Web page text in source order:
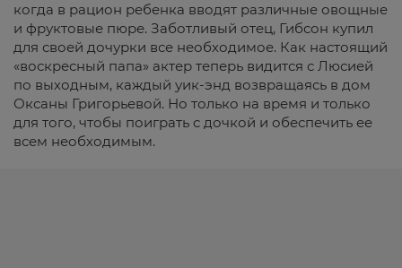
когда в рацион ребенка вводят различные овощные
и фруктовые пюре. Заботливый отец, Гибсон купил
для своей дочурки все необходимое. Как настоящий
«воскресный папа» актер теперь видится с Люсией
по выходным, каждый уик-энд возвращаясь в дом
Оксаны Григорьевой. Но только на время и только
для того, чтобы поиграть с дочкой и обеспечить ее
всем необходимым.